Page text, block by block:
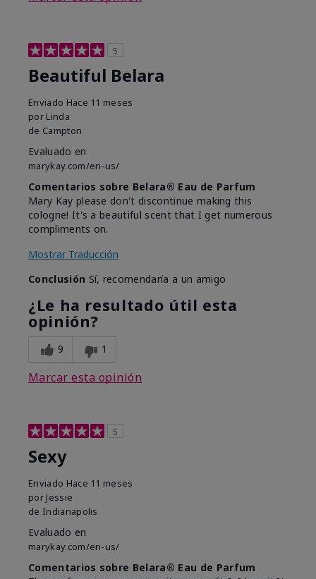
5
Beautiful Belara
Enviado Hace 11 meses
por Linda
de Campton
Evaluado en
marykay.com/en-us/
Comentarios sobre Belara® Eau de Parfum
Mary Kay please don't discontinue making this
cologne! It's a beautiful scent that I get numerous
compliments on.
Mostrar Traducción
Conclusión Sí, recomendaría a un amigo
¿Le ha resultado útil esta
opinión?
9 1
Marcar esta opinión
5
Sexy
Enviado Hace 11 meses
por Jessie
de Indianapolis
Evaluado en
marykay.com/en-us/
Comentarios sobre Belara® Eau de Parfum